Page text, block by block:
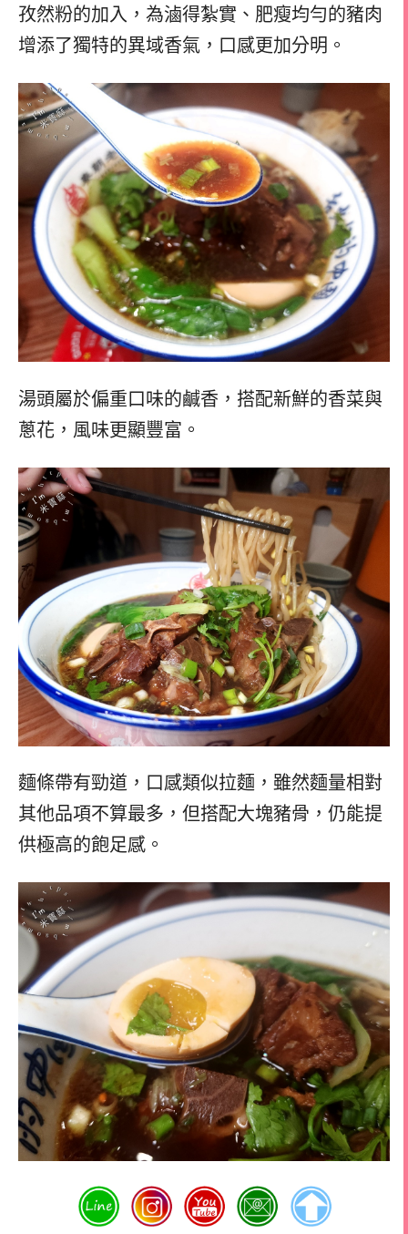
孜然粉的加入，為滷得紮實、肥瘦均勻的豬肉
增添了獨特的異域香氣，口感更加分明。
湯頭屬於偏重口味的鹹香，搭配新鮮的香菜與
蔥花，風味更顯豐富。
麵條帶有勁道，口感類似拉麵，雖然麵量相對
其他品項不算最多，但搭配大塊豬骨，仍能提
供極高的飽足感。